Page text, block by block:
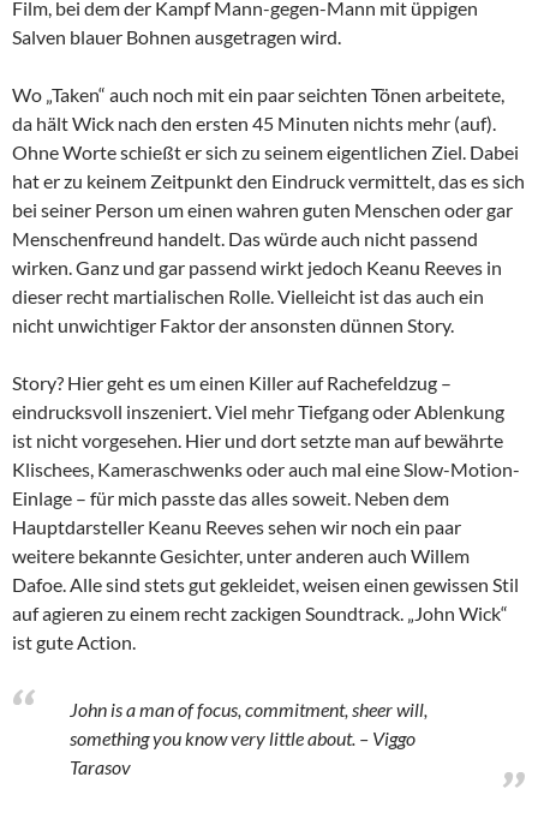
Film, bei dem der Kampf Mann-gegen-Mann mit üppigen
Salven blauer Bohnen ausgetragen wird.
Wo „Taken“ auch noch mit ein paar seichten Tönen arbeitete,
da hält Wick nach den ersten 45 Minuten nichts mehr (auf).
Ohne Worte schießt er sich zu seinem eigentlichen Ziel. Dabei
hat er zu keinem Zeitpunkt den Eindruck vermittelt, das es sich
bei seiner Person um einen wahren guten Menschen oder gar
Menschenfreund handelt. Das würde auch nicht passend
wirken. Ganz und gar passend wirkt jedoch Keanu Reeves in
dieser recht martialischen Rolle. Vielleicht ist das auch ein
nicht unwichtiger Faktor der ansonsten dünnen Story.
Story? Hier geht es um einen Killer auf Rachefeldzug –
eindrucksvoll inszeniert. Viel mehr Tiefgang oder Ablenkung
ist nicht vorgesehen. Hier und dort setzte man auf bewährte
Klischees, Kameraschwenks oder auch mal eine Slow-Motion-
Einlage – für mich passte das alles soweit. Neben dem
Hauptdarsteller Keanu Reeves sehen wir noch ein paar
weitere bekannte Gesichter, unter anderen auch Willem
Dafoe. Alle sind stets gut gekleidet, weisen einen gewissen Stil
auf agieren zu einem recht zackigen Soundtrack. „John Wick“
ist gute Action.
John is a man of focus, commitment, sheer will,
something you know very little about. – Viggo
Tarasov